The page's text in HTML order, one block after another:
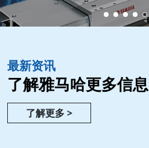
最新资讯
了解雅马哈更多信息
了解更多 >